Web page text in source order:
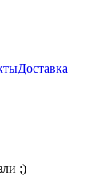
Доставка
;)